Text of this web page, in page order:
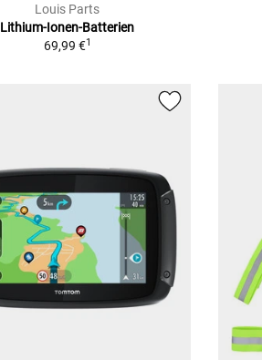
Louis Parts
Lithium-Ionen-Batterien
69,99 €1